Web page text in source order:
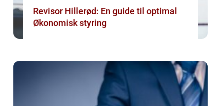
Revisor Hillerød: En guide til optimal
Økonomisk styring